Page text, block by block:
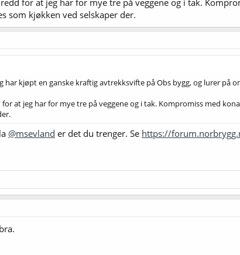
som kjøkken ved selskaper der.
har kjøpt en ganske kraftig avtrekksvifte på Obs bygg, og lurer på
at jeg har for mye tre på veggene og i tak. Kompromiss med
@msevland er det du trenger. Se https://